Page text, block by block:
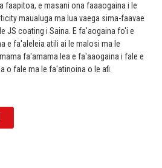
faapitoa, e masani ona faaaogaina i le
maualuga ma lua vaega sima-faavae
JS coating i Saina. E fa'aogaina fo'i e
e fa'aleleia atili ai le malosi ma le
fa'amama lea e fa'aaogaina i fale e
o fale ma le fa'atinoina o le afi.